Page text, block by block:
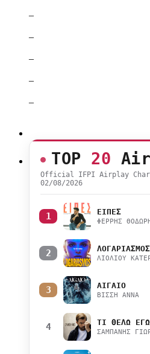
–
–
–
–
–
TOP 20
Official IFPI Airplay
02/08/2026
1 ΕΙΠΕΣ
ΦΕΡΡΗΣ
2 ΛΟΓΑΡΙΑΣΜΟΣ
ΛΙΟΛΙΟΥ
3 ΑΙΓΑΙΟ
ΒΙΣΣΗ ΑΝΝΑ
4 ΤΙ ΘΕΛΩ
ΣΑΜΠΑΝΗΣ